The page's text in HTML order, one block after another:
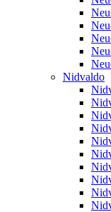
Nidvaldo